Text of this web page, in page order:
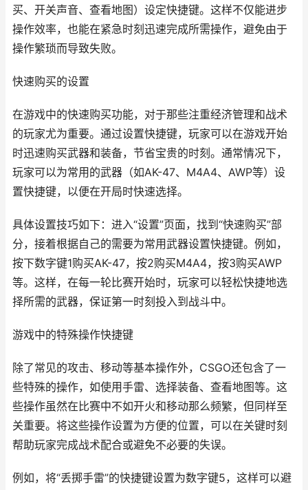
买、开关声音、查看地图）设定快捷键。这样不仅能进步
操作效率，也能在紧急时刻迅速完成所需操作，避免由于
操作繁琐而导致失败。
快速购买的设置
在游戏中的快速购买功能，对于那些注重经济管理和战术
的玩家尤为重要。通过设置快捷键，玩家可以在游戏开始
时迅速购买武器和装备，节省宝贵的时刻。通常情况下，
玩家可以为常用的武器（如AK-47、M4A4、AWP等）设
置快捷键，以便在开局时快速选择。
具体设置技巧如下：进入“设置”页面，找到“快速购买”部
分，接着根据自己的需要为常用武器设置快捷键。例如，
按下数字键1购买AK-47，按2购买M4A4，按3购买AWP
等。这样，在每一轮比赛开始时，玩家可以轻松快捷地选
择所需的武器，保证第一时刻投入到战斗中。
游戏中的特殊操作快捷键
除了常见的攻击、移动等基本操作外，CSGO还包含了一
些特殊的操作，如使用手雷、选择装备、查看地图等。这
些操作虽然在比赛中不如开火和移动那么频繁，但同样至
关重要。将这些操作设置为方便的位置，可以在关键时刻
帮助玩家完成战术配合或避免不必要的失误。
例如，将“丢掷手雷”的快捷键设置为数字键5，这样可以避